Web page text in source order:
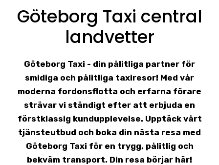
Göteborg Taxi central
landvetter
Göteborg Taxi - din pålitliga partner för
smidiga och pålitliga taxiresor! Med vår
moderna fordonsflotta och erfarna förare
strävar vi ständigt efter att erbjuda en
förstklassig kundupplevelse. Upptäck vårt
tjänsteutbud och boka din nästa resa med
Göteborg Taxi för en trygg, pålitlig och
bekväm transport. Din resa börjar här!